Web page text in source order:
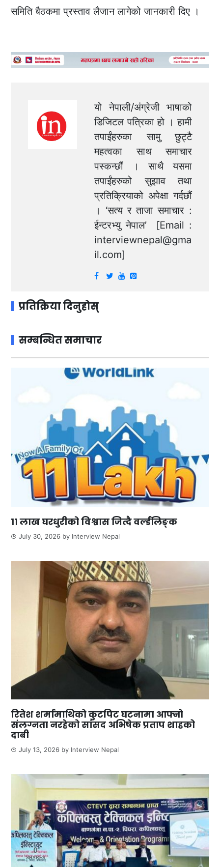
समिति बैठकमा प्रस्ताव लैजान लागेको जानकारी दिए ।
यो नेपाली/अंग्रेजी भाषाको
डिजिटल पत्रिका हो । हामी
तपाईंहरुका सामु छुट्टै
महत्वका साथ समाचार
पस्कन्छौं । साथै यसमा
तपाईंहरुको सुझाव तथा
प्रतिक्रियाको अपेक्षा गर्दछौं
। ‘सत्य र ताजा समाचार :
ईन्टरभ्यु नेपाल’ [Email :
interviewnepal@gma
il.com]
प्रतिक्रिया दिनुहोस्
सम्बन्धित समाचार
११ लाख घरधुरीको विश्वास जित्दै वर्ल्डलिङ्क
July 30, 2026 by Interview Nepal
रितेश शर्मामाथिको कुटपिट घटनामा आफ्नो
संलग्नता नरहेको सांसद अभिषेक प्रताप शाहको
दाबी
July 13, 2026 by Interview Nepal
0
SHARES